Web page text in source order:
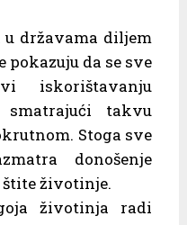
državama diljem
pokazuju da se sve
iskorištavanju
takvu
Stoga sve
donošenje
životinje.
životinja radi